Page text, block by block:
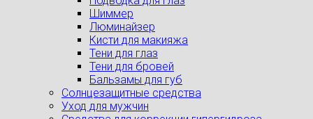
Шиммер
Люминайзер
Кисти для макияжа
Тени для глаз
Тени для бровей
Бальзамы для губ
Солнцезащитные средства
Уход для мужчин